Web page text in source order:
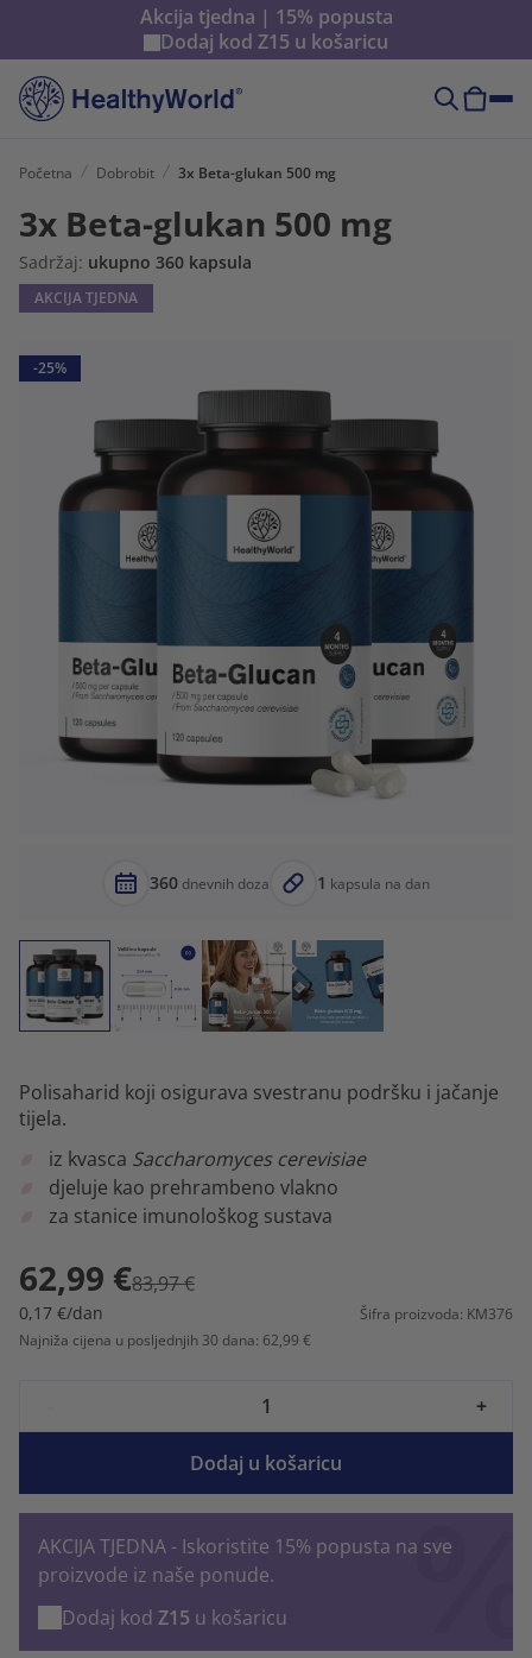
Akcija tjedna | 15% popusta
Dodaj kod Z15 u košaricu
Početna Dobrobit 3x Beta-glukan 500 mg
3x Beta-glukan 500 mg
Sadržaj: ukupno 360 kapsula
AKCIJA TJEDNA
-25%
360 dnevnih doza 1 kapsula na dan
Polisaharid koji osigurava svestranu podršku i jačanje
tijela.
iz kvasca Saccharomyces cerevisiae
djeluje kao prehrambeno vlakno
za stanice imunološkog sustava
62,99 €83,97 €
0,17 €/dan
Šifra proizvoda: KM376
Najniža cijena u posljednjih 30 dana: 62,99 €
+
Dodaj u košaricu
AKCIJA TJEDNA - Iskoristite 15% popusta na sve
proizvode iz naše ponude.
Dodaj kod Z15 u košaricu